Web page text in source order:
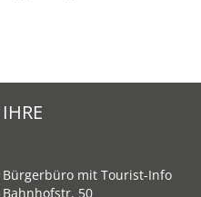
Bürgerbüro mit Tourist-Info
Bahnhofstr. 50